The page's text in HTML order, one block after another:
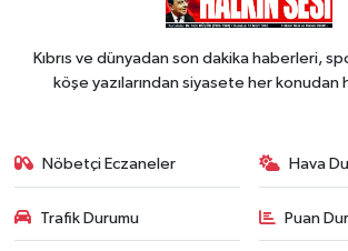
Kıbrıs ve dünyadan son dakika haberleri,
köşe yazılarından siyasete her konudan
Nöbetçi Eczaneler Hava
Trafik Durumu Puan